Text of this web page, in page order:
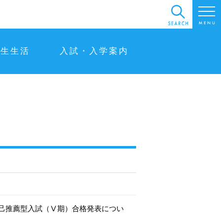
生活 入試・入学案内
推薦型入試（Ⅴ期）合格発表につい